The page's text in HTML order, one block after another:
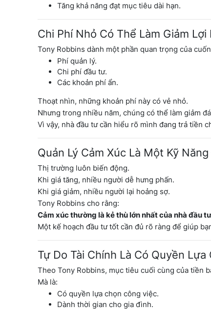
Tăng khả năng đạt mục tiêu dài hạn.
Chi Phí Nhỏ Có Thể Làm Giảm Lợi
Tony Robbins dành một phần quan trọng của
Phí quản lý.
Chi phí đầu tư.
Các khoản phí ẩn.
Thoạt nhìn, những khoản phí này có vẻ nhỏ.
Nhưng trong nhiều năm, chúng có thể làm giảm
Vì vậy, nhà đầu tư cần hiểu rõ mình đang trả tiền
Quản Lý Cảm Xúc Là Một Kỹ
Thị trường luôn biến động.
Khi giá tăng, nhiều người dễ hưng phấn.
Khi giá giảm, nhiều người lại hoảng sợ.
Tony Robbins cho rằng:
Cảm xúc thường là kẻ thù lớn nhất của nhà đầu
Một kế hoạch đầu tư tốt cần đủ rõ ràng để giúp
Tự Do Tài Chính Là Có Quyền
Theo Tony Robbins, mục tiêu cuối cùng của tiền
Mà là:
Có quyền lựa chọn công việc.
Dành thời gian cho gia đình.